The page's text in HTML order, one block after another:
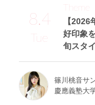
8.4
Tue
【2026
好印象
旬スタ
Theme
篠川桃音サ
慶應義塾大